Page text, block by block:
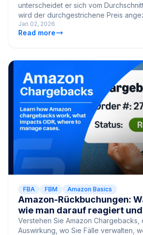
unterscheidet er sich vom
wird der durchgestrichene Preis
Jan 02, 2026
Read more
FBA FBM Amazon Basics
Amazon-Rückbuchungen:
wie man darauf reagiert
reduziert
Verstehen Sie Amazon Chargebacks,
Auswirkung, wo Sie Fälle verwalten,